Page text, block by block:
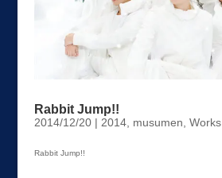
Rabbit Jump!!
2014/12/20| 2014, musumen Works
Rabbit Jump!!